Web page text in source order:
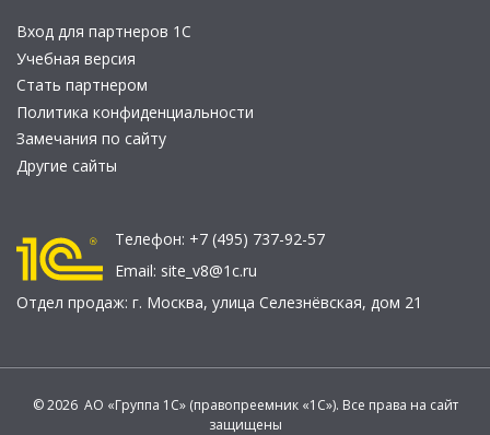
Вход для партнеров 1С
Учебная версия
Стать партнером
Политика конфиденциальности
Замечания по сайту
Другие сайты
Телефон: +7 (495) 737-92-57
Email: site_v8@1c.ru
Отдел продаж: г. Москва, улица Селезнёвская, дом 21
© 2026 АО «Группа 1С» (правопреемник «1С»). Все права на сайт
защищены